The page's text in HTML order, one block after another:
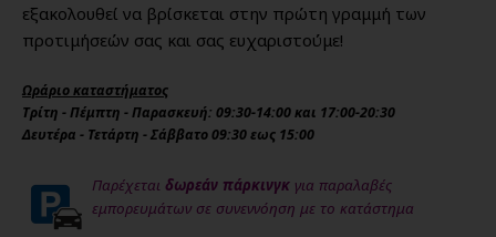
εξακολουθεί να βρίσκεται στην πρώτη γραμμή των
προτιμήσεών σας και σας ευχαριστούμε!
Ωράριο καταστήματος
Τρίτη - Πέμπτη - Παρασκευή: 09:30-14:00 και 17:00-20:30
Δευτέρα - Τετάρτη - Σάββατο 09:30 εως 15:00
Παρέχεται δωρεάν πάρκινγκ για παραλαβές
εμπορευμάτων σε συνεννόηση με το κατάστημα